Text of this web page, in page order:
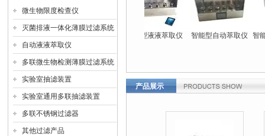
微生物限度检查仪
灭菌排液一体化薄膜过滤系统
自动液液萃取仪
多联微生物检测薄膜过滤系统
实验室抽滤装置
实验室通用多联抽滤装置
多联不锈钢过滤器
其他过滤产品
菌排液一体化
膜过滤器
HDT-260型智能单联
均质机/均质器
智能型液液萃取仪 智能型自动萃取仪 智能
产品展示